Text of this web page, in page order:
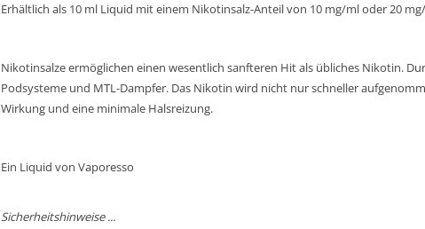
Erhältlich als 10 ml Liquid mit einem Nikotinsalz-Anteil von 10 mg/ml oder 20
Nikotinsalze ermöglichen einen wesentlich sanfteren Hit als übliches Nikotin.
Podsysteme und MTL-Dampfer. Das Nikotin wird nicht nur schneller
Wirkung und eine minimale Halsreizung.
Ein Liquid von Vaporesso
Sicherheitshinweise ...